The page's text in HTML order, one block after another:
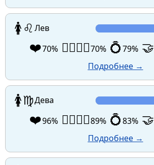
🚺♌ Лев
❤️70% 👩‍❤️‍💋‍👨70% 💍79% 🤝
Подробнее →
🚺♍Дева
❤️96% 👩‍❤️‍💋‍👨89% 💍83% 🤝
Подробнее →